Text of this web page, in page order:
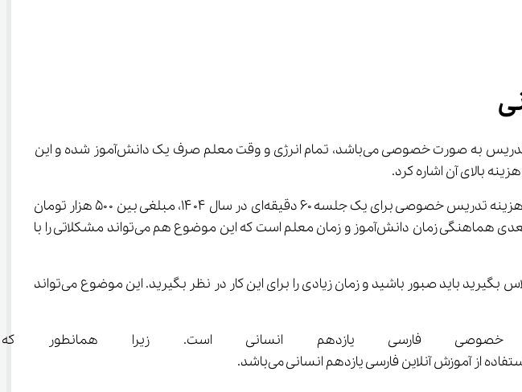
باید به این مورد اشاره کنیم که از آنجایی که تدریس به صورت خصوصی می‌باشد، تمام انرژی و وقت معلم صرف یک دانش‌آموز شده و این
در سال ۱۴۰۴ اشاره کنیم باید بگوییم که هزینه تدریس خصوصی برای یک جلسه ۶۰ دقیقه‌ای در سال ۱۴۰۴، مبلغی بین ۵۰۰ هزار تومان
تا یک میلیون تومان برآورد شده است که متناسب با سابقه تدریس معلم تعیین خواهد شد. مورد بعدی هماهنگی زمان دانش‌آموز و زمان معلم است که این موضوع هم می‌تواند مشکلاتی را با
چرا که معلمان معروف معمولاً فرصت کافی برای آموزش ندارند و برای اینکه بتوانید با این معلمان کلاس بگیرید باید صبور باشید و زمان زیادی را برای این کار در نظر بگیرید. این موضوع می‌تواند
همه دانش‌آموزان به تدریس خصوصی فارسی یازدهم